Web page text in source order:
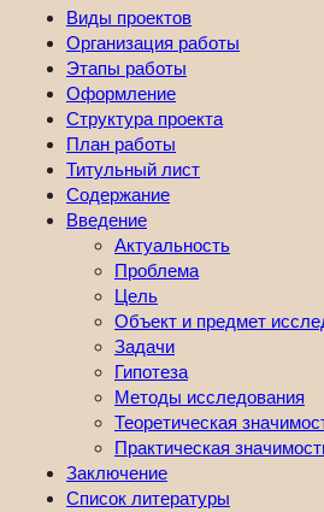
Виды проектов
Организация работы
Этапы работы
Оформление
Структура проекта
План работы
Титульный лист
Содержание
Введение
Актуальность
Проблема
Цель
Объект и предмет
Задачи
Гипотеза
Методы исследования
Теоретическая
Практическая
Заключение
Список литературы